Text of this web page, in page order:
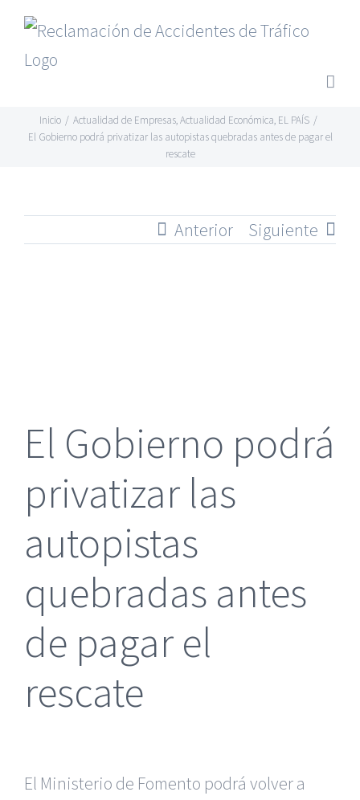
Saltar
contenido
Inicio / Actualidad de Empresas,Actualidad Económica, EL PAÍS /
El Gobierno podrá privatizar las autopistas quebradas antes de pagar el
rescate
Anterior Siguiente
El Gobierno podrá
privatizar las
autopistas
quebradas antes
de pagar el
rescate
El Ministerio de Fomento podrá volver a